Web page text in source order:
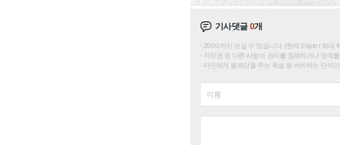
기사댓글0개
200자까지 쓰실 수 있습니다. (현재 0 byte / 최대
저작권 등 다른 사람의 권리를 침해하거나 명예
타인에게 불쾌감을 주는 욕설 등 비하하는 단어